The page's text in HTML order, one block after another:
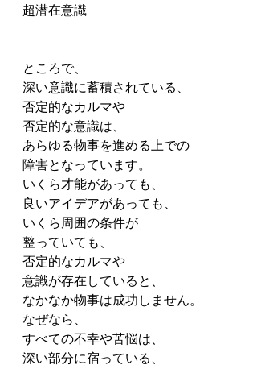
超潜在意識
ところで、
深い意識に蓄積されている、
否定的なカルマや
否定的な意識は、
あらゆる物事を進める上での
障害となっています。
いくら才能があっても、
良いアイデアがあっても、
いくら周囲の条件が
整っていても、
否定的なカルマや
意識が存在していると、
なかなか物事は成功しません。
なぜなら、
すべての不幸や苦悩は、
深い部分に宿っている、